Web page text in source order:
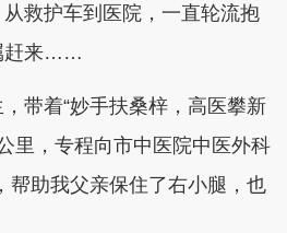
救护车到医院，一直轮流抱
赶来……
着“妙手扶桑梓，高医攀新
里，专程向市中医院中医外科
帮助我父亲保住了右小腿，也